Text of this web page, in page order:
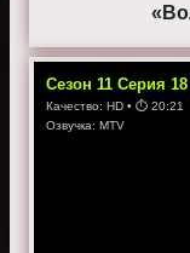
Сезон 11 Серия 18
Качество: HD • ⏱ 20:21
Озвучка: MTV